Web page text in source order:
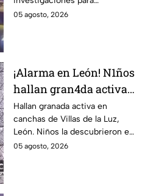
extranjero? Esto
sabemos
esclarecer el caso.
05 agosto, 2026
¡Alarma en León! N1ños
hallan gran4da activa
junto a la portería de
una cancha
Hallan granada activa en
canchas de Villas de la Luz,
León. Niños la descubrieron en
la portería; Autoridades
05 agosto, 2026